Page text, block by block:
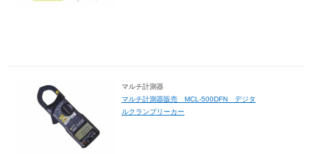
マルチ計測器
マルチ計測器販売 MCL-500DFN デジタ
ルクランプリーカー